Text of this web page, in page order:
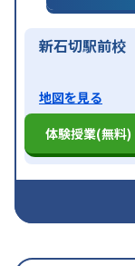
新石切駅前校
地図を見る
体験授業(無料)